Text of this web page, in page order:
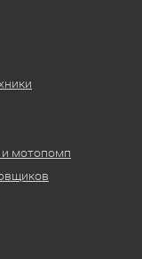
и мотопомп